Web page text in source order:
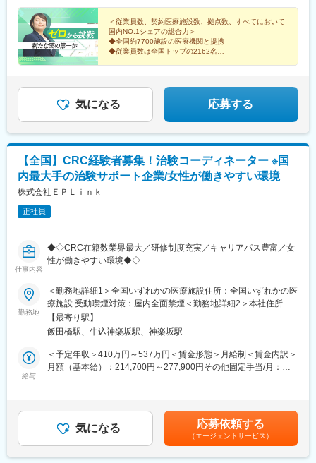
対策：屋内全面禁煙
＜従業員数、契約医療施設数、拠点数、すべてにおいて
国内NO.1シェアの総合力＞
◆全国約7700施設の医療機関と提携
◆従業員数は全国トップの2162名
気になる 応募する
【全国】CRC経験者募集！治験コーディネーター ※国
内最大手の治験サポート企業/女性が働きやすい環境
株式会社ＥＰＬｉｎｋ
正社員
仕事内容
◆◇CRC在籍数業界最大／研修制度充実／キャリアパス豊富／女
性が働きやすい環境◆◇
て就業頂きます！
■担当業務：治験が行われている医療機関で医師の指示のもと医学
的判断や医療行為を伴わない治験業務を支援をします。
・治験に参加する患者（被験者）さんに対する試験内容の補助説
・被験者のスケジュール管理
・症例報告書の作成支援など
■国内最大手の治験サポート企業：イーピーエスグループに属し、
勤務地
＜勤務地詳細1＞全国いずれかの医療施設住所：全国いずれかの医
療施設 受動喫煙対策：屋内全面禁煙＜勤務地詳細2＞本社住所：
東京都新宿区筑土八幡町2-1 勤務地最寄駅：東京メトロ有楽町線
／飯田橋駅受動喫煙対策：屋内全面禁煙変更の範囲：会社の定め
【最寄り駅】
飯田橋駅、牛込神楽坂駅、神楽坂駅
給与
＜予定年収＞410万円～537万円＜賃金形態＞月給制＜賃金内訳＞
月額（基本給）：214,700円～277,900円その他固定手当/月：
CRC手当・休日連絡対応手当■賞与：年2回（6月、12月）／昇
給：年1回（10月）※業績に応じ、決算賞与（秋季賞与）支給の場
合あり（10月）■時間外・休日出勤手当等の割増賃金は別途支給
賃金はあくまでも目安の金額であり、選考を通じて上下する可能
気になる 応募依頼する
（エージェントサービス）